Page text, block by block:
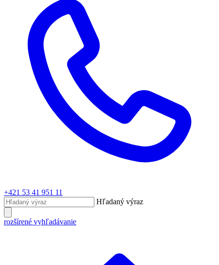
+421 53 41 951 11
Hľadaný výraz
rozšírené vyhľadávanie